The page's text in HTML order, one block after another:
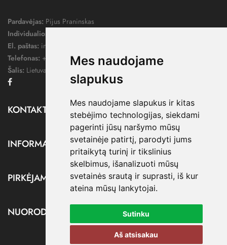
Mes naudojame
slapukus
Mes naudojame slapukus ir kitas
stebėjimo technologijas, siekdami
pagerinti jūsų naršymo mūsų
svetainėje patirtį, parodyti jums
pritaikytą turinį ir tikslinius
skelbimus, išanalizuoti mūsų
svetainės srautą ir suprasti, iš kur
ateina mūsų lankytojai.
Sutinku
Aš atsisakau
Pardavėjas: Pijus Praninskas
Individualios veiklos pažymos nr.:
El. paštas: info@dressify.lt
Telefonas: +370 676 78578
Šalis: Lietuva
KONTAKTAI
INFORMACIJA
PIRKĖJAMS
NUORODOS